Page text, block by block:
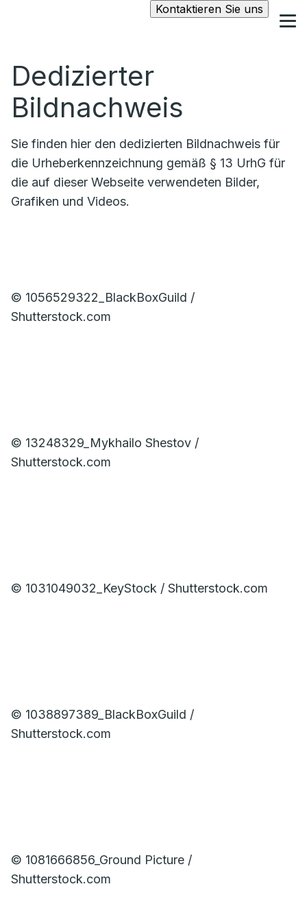
Kontaktieren Sie uns
Dedizierter
Bildnachweis
Sie finden hier den dedizierten Bildnachweis für
die Urheberkennzeichnung gemäß § 13 UrhG für
die auf dieser Webseite verwendeten Bilder,
Grafiken und Videos.
© 1056529322_BlackBoxGuild /
Shutterstock.com
© 13248329_Mykhailo Shestov /
Shutterstock.com
© 1031049032_KeyStock / Shutterstock.com
© 1038897389_BlackBoxGuild /
Shutterstock.com
© 1081666856_Ground Picture /
Shutterstock.com